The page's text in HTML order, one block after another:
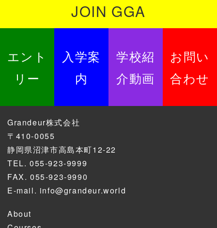
JOIN GGA
エント
リー
入学案
内
学校紹
介動画
お問い
合わせ
Grandeur株式会社
〒410-0055
静岡県沼津市高島本町12-22
TEL. 055-923-9999
FAX. 055-923-9990
E-mail. info@grandeur.world
About